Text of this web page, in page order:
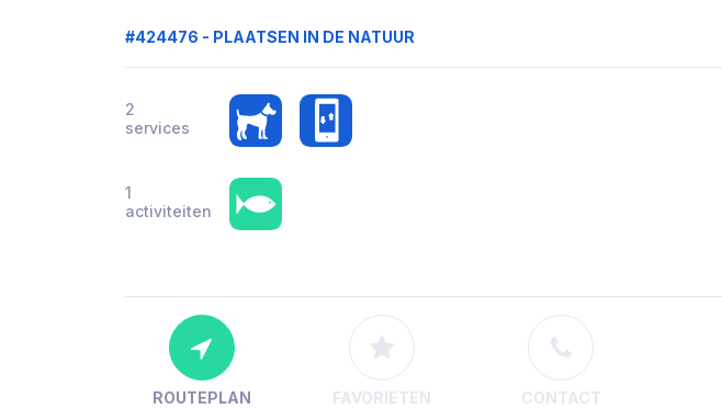
#424476 - PLAATSEN IN DE NATUUR
2
services
1
activiteiten
ROUTEPLAN FAVORIETEN CONTACT